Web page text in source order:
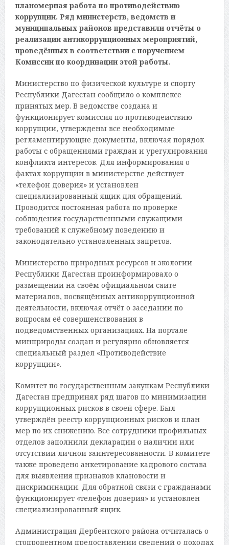
планомерная работа по противодействию
коррупции. Ряд министерств, ведомств и
муниципальных районов представили отчёты о
реализации антикоррупционных мероприятий,
проведённых в соответствии с поручением
Комиссии по координации этой работы.
Министерство по физической культуре и спорту
Республики Дагестан сообщило о комплексе
принятых мер. В ведомстве создана и
функционирует комиссия по противодействию
коррупции, утверждены все необходимые
регламентирующие документы, включая порядок
работы с обращениями граждан и урегулирования
конфликта интересов. Для информирования о
фактах коррупции в министерстве действует
«телефон доверия» и установлен
специализированный ящик для обращений.
Проводится постоянная работа по проверке
соблюдения государственными служащими
требований к служебному поведению и
законодательно установленных запретов.
Министерство природных ресурсов и экологии
Республики Дагестан проинформировало о
размещении на своём официальном сайте
материалов, посвящённых антикоррупционной
деятельности, включая отчёт о заседании по
вопросам её совершенствования в
подведомственных организациях. На портале
минприроды создан и регулярно обновляется
специальный раздел «Противодействие
коррупции».
Комитет по государственным закупкам Республики
Дагестан предпринял ряд шагов по минимизации
коррупционных рисков в своей сфере. Был
утверждён реестр коррупционных рисков и план
мер по их снижению. Все сотрудники профильных
отделов заполнили декларации о наличии или
отсутствии личной заинтересованности. В комитете
также проведено анкетирование кадрового состава
для выявления признаков клановости и
дискриминации. Для обратной связи с гражданами
функционирует «телефон доверия» и установлен
специализированный ящик.
Администрация Дербентского района отчиталась о
стопроцентном предоставлении сведений о доходах